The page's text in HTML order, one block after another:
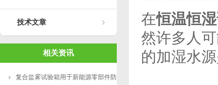
技术文章
相关资讯
复合盐雾试验箱用于新能源零部件防腐测
在恒温恒
然许多人
的加湿水